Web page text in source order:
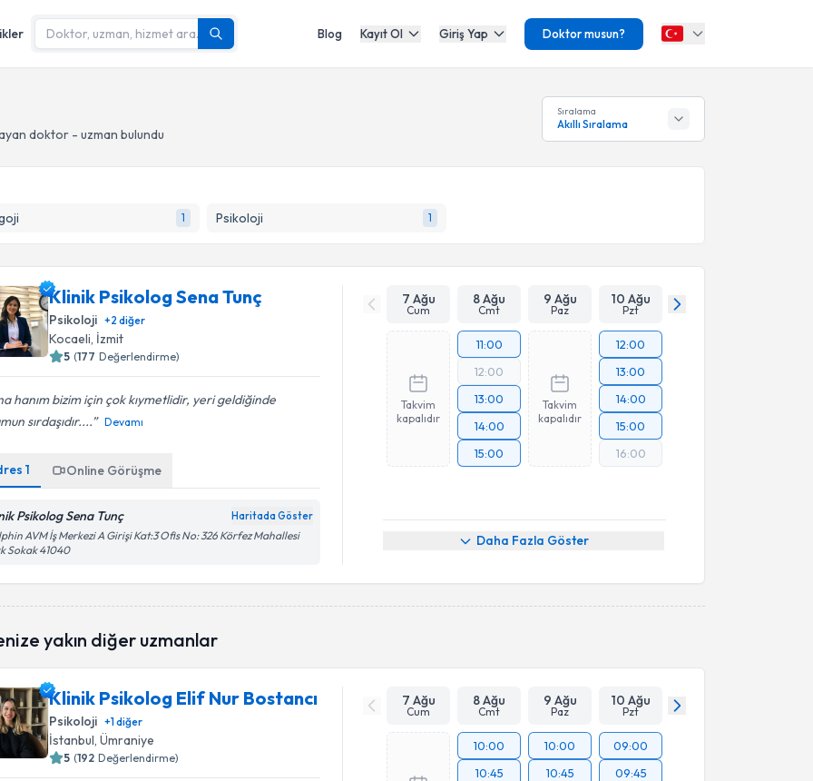
Blog Kayıt Ol Giriş Yap Doktor musun?
doktor - uzman bulundu
Sıralama
Akıllı Sıralama
1 Psikoloji 1
Klinik Psikolog Sena Tunç
Psikoloji +2 diğer
Kocaeli, İzmit
5 (177 Değerlendirme)
hanım bizim için çok kıymetlidir, yeri geldiğinde
sırdaşıdır....
Devamı
1 Online Görüşme
Psikolog Sena Tunç Haritada Göster
AVM İş Merkezi A Girişi Kat:3 Ofis No: 326 Körfez Mahallesi
Sokak 41040
7 Ağu
Cum
8 Ağu
Cmt
9 Ağu
Paz
10 Ağu
Pzt
Takvim
kapalıdır
11:00
12:00
13:00
14:00
15:00
Takvim
kapalıdır
12:00
13:00
14:00
15:00
16:00
Daha Fazla Göster
yakın diğer uzmanlar
Klinik Psikolog Elif Nur Bostancı
Psikoloji +1diğer
İstanbul, Ümraniye
5 (192 Değerlendirme)
7 Ağu
Cum
8 Ağu
Cmt
9 Ağu
Paz
10 Ağu
Pzt
10:00
10:45
10:00
10:45
09:00
09:45